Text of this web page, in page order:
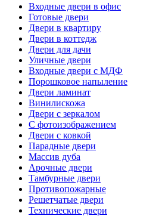
Входные двери в офис
Готовые двери
Двери в квартиру
Двери в коттедж
Двери для дачи
Уличные двери
Входные двери с МДФ
Порошковое напыление
Двери ламинат
Винилискожа
Двери с зеркалом
С фотоизображением
Двери с ковкой
Парадные двери
Массив дуба
Арочные двери
Тамбурные двери
Противопожарные
Решетчатые двери
Технические двери